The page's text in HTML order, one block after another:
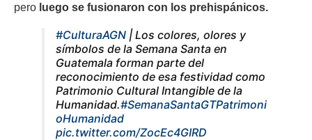
pero luego se fusionaron con los prehispánicos.
#CulturaAGN | Los colores, olores y
símbolos de la Semana Santa en
Guatemala forman parte del
reconocimiento de esa festividad como
Patrimonio Cultural Intangible de la
Humanidad.#SemanaSantaGTPatrimoni
oHumanidad
pic.twitter.com/ZocEc4GIRD